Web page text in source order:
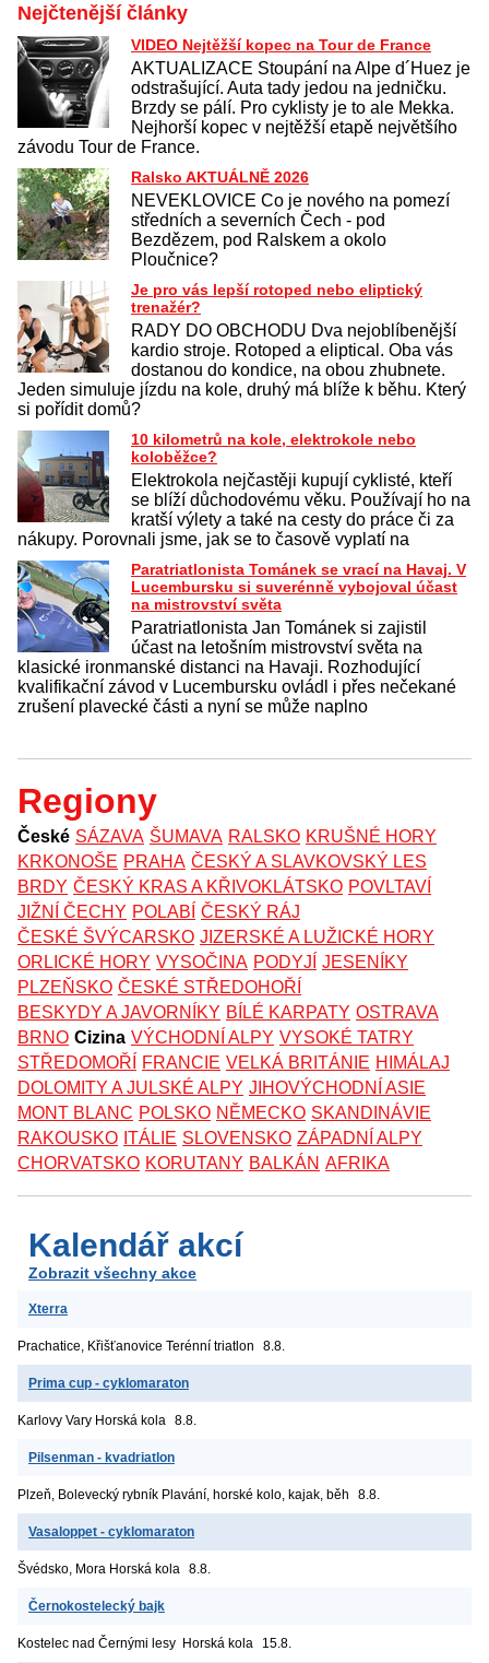
Nejčtenější články
VIDEO Nejtěžší kopec na Tour de France
AKTUALIZACE Stoupání na Alpe d´Huez je
odstrašující. Auta tady jedou na jedničku.
Brzdy se pálí. Pro cyklisty je to ale Mekka.
Nejhorší kopec v nejtěžší etapě největšího
závodu Tour de France.
Ralsko AKTUÁLNĚ 2026
NEVEKLOVICE Co je nového na pomezí
středních a severních Čech - pod
Bezdězem, pod Ralskem a okolo
Ploučnice?
Je pro vás lepší rotoped nebo eliptický
trenažér?
RADY DO OBCHODU Dva nejoblíbenější
kardio stroje. Rotoped a eliptical. Oba vás
dostanou do kondice, na obou zhubnete.
Jeden simuluje jízdu na kole, druhý má blíže k běhu. Který
si pořídit domů?
10 kilometrů na kole, elektrokole nebo
koloběžce?
Elektrokola nejčastěji kupují cyklisté, kteří
se blíží důchodovému věku. Používají ho na
kratší výlety a také na cesty do práce či za
nákupy. Porovnali jsme, jak se to časově vyplatí na
Paratriatlonista Tománek se vrací na Havaj. V
Lucembursku si suverénně vybojoval účast
na mistrovství světa
Paratriatlonista Jan Tománek si zajistil
účast na letošním mistrovství světa na
klasické ironmanské distanci na Havaji. Rozhodující
kvalifikační závod v Lucembursku ovládl i přes nečekané
zrušení plavecké části a nyní se může naplno
Regiony
České SÁZAVA ŠUMAVA RALSKO KRUŠNÉ HORY
KRKONOŠE PRAHA ČESKÝ A SLAVKOVSKÝ LES
BRDY ČESKÝ KRAS A KŘIVOKLÁTSKO POVLTAVÍ
JIŽNÍ ČECHY POLABÍ ČESKÝ RÁJ
ČESKÉ ŠVÝCARSKO JIZERSKÉ A LUŽICKÉ HORY
ORLICKÉ HORY VYSOČINA PODYJÍ JESENÍKY
PLZEŇSKO ČESKÉ STŘEDOHOŘÍ
BESKYDY A JAVORNÍKY BÍLÉ KARPATY OSTRAVA
BRNO Cizina VÝCHODNÍ ALPY VYSOKÉ TATRY
STŘEDOMOŘÍ
FRANCIE VELKÁ BRITÁNIE HIMÁLAJ
DOLOMITY A JULSKÉ ALPY JIHOVÝCHODNÍ ASIE
MONT BLANC POLSKO NĚMECKO SKANDINÁVIE
RAKOUSKO ITÁLIE SLOVENSKO ZÁPADNÍ ALPY
CHORVATSKO KORUTANY BALKÁN AFRIKA
Kalendář akcí
Zobrazit všechny akce
Xterra
Prachatice, Křišťanovice Terénní triatlon 8.8.
Prima cup - cyklomaraton
Karlovy Vary Horská kola 8.8.
Pilsenman - kvadriatlon
Plzeň, Bolevecký rybník Plavání, horské kolo, kajak, běh 8.8.
Vasaloppet - cyklomaraton
Švédsko, Mora Horská kola 8.8.
Černokostelecký bajk
Kostelec nad Černými lesy Horská kola 15.8.